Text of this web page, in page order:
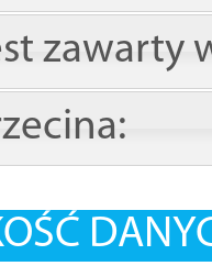
zawarty